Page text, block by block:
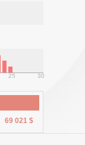
25
30
69 021 $